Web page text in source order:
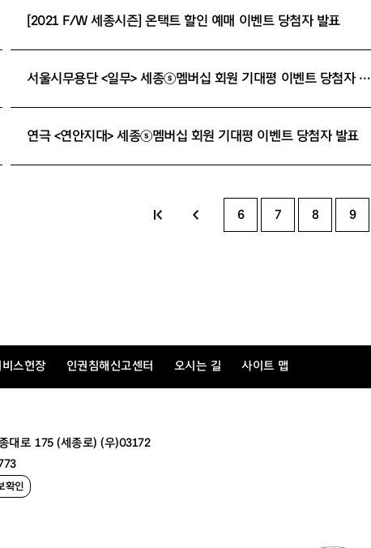
[2021 F/W 세종시즌] 온택트 할인 예매 이벤트 당첨자 발표
서울시무용단 <일무> 세종ⓢ멤버십 회원 기대평 이벤트 당첨자 발표
연극 <연안지대> 세종ⓢ멤버십 회원 기대평 이벤트 당첨자 발표
6 7 8 9
스헌장 인권침해신고센터 오시는 길 사이트 맵
대로 175 (세종로) (우)03172
확인